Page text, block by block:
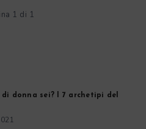
1 di 1
di donna sei? I 7 archetipi del